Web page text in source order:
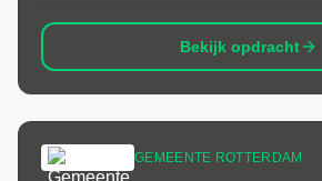
Bekijk opdracht
GEMEENTE ROTTERDAM